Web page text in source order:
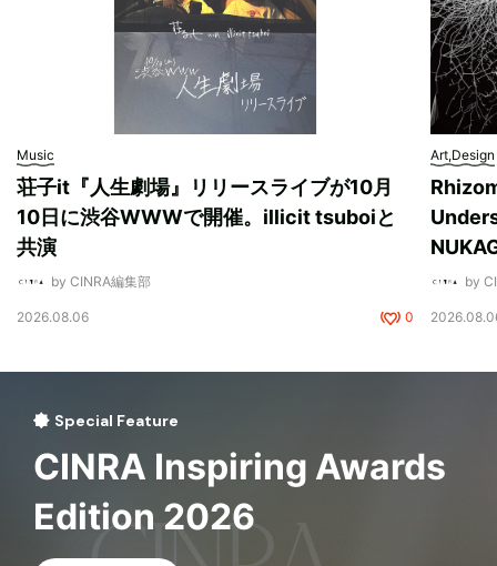
Music
荘子it『人生劇場』リリースライブが10月
10日に渋谷WWWで開催。illicit tsuboiと
共演
by CINRA編集部
2026.08.06 0
Art,Design
by
Special Feature
CINRA Inspiring Awards
Edition 2026